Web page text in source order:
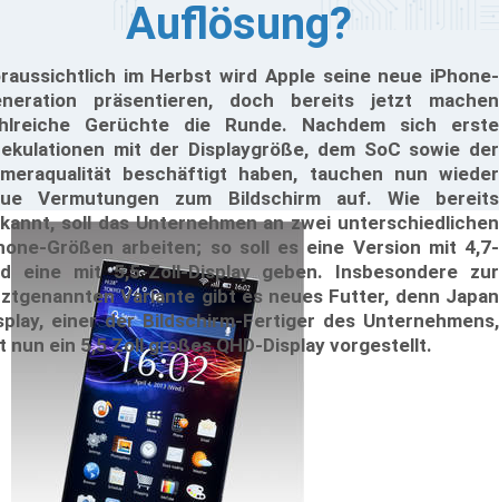
Auflösung?
im Herbst wird Apple seine neue iPhone-
präsentieren, doch bereits jetzt machen
Gerüchte die Runde. Nachdem sich erste
mit der Displaygröße, dem SoC sowie der
beschäftigt haben, tauchen nun wieder
Vermutungen zum Bildschirm auf. Wie bereits
soll das Unternehmen an zwei unterschiedlichen
Größen arbeiten; so soll es eine Version mit 4,7-
eine mit 5,5-Zoll-Display geben. Insbesondere zur
Variante gibt es neues Futter, denn Japan
einer der Bildschirm-Fertiger des Unternehmens,
nun ein 5,5 Zoll großes QHD-Display vorgestellt.